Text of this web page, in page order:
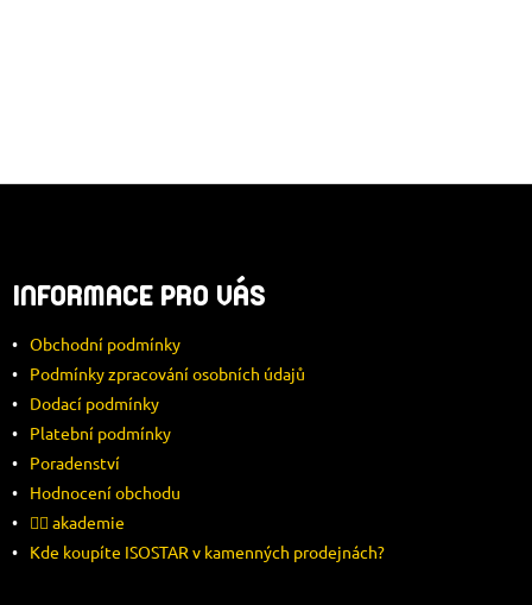
P
A
T
INFORMACE PRO VÁS
Obchodní podmínky
Podmínky zpracování osobních údajů
Dodací podmínky
Platební podmínky
Poradenství
Hodnocení obchodu
🚴‍♂️ akademie
Kde koupíte ISOSTAR v kamenných prodejnách?